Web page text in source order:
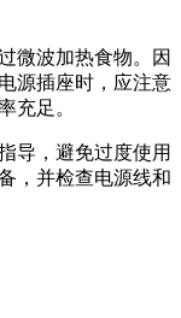
微波加热食物。因
源插座时，应注意
充足。
导，避免过度使用
，并检查电源线和